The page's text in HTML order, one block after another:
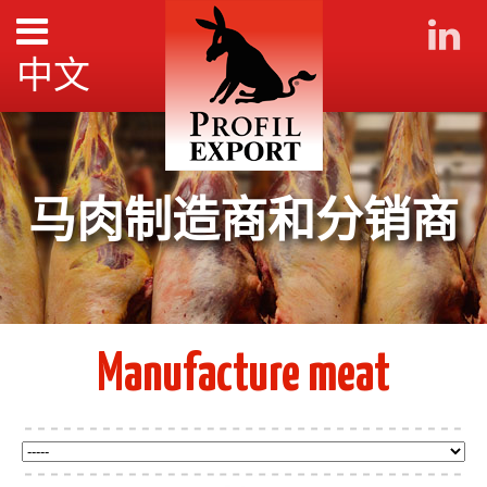
中文
马肉制造商和分销商
Manufacture meat